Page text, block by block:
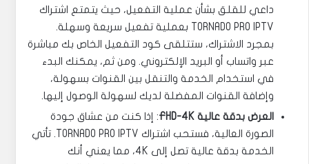
داعي للقلق بشأن عملية التفعيل، حيث يتمتع اشتراك
TORNADO PRO IPTV بعملية تفعيل سريعة وسهلة.
بمجرد الاشتراك، ستتلقى كود التفعيل الخاص بك مباشرة
عبر واتساب أو البريد الإلكتروني. ومن ثم، يمكنك البدء
في استخدام الخدمة والتنقل بين القنوات بسهولة،
وإضافة القنوات المفضلة لديك لسهولة الوصول إليها.
العرض بدقة عالية FHD-4K
: إذا كنت من عشاق جودة
الصورة العالية، فستحب اشتراك TORNADO PRO IPTV. تأتي
الخدمة بدقة عالية تصل إلى 4K، مما يعني أنك